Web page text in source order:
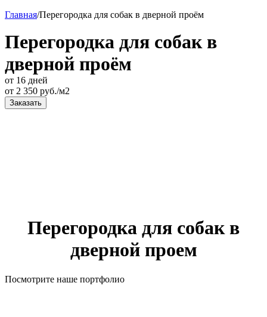
Главная/Перегородка для собак в дверной проём
Перегородка для собак в
дверной проём
от 16 дней
от 2 350 руб./м2
Заказать
Перегородка для собак в
дверной проем
Посмотрите наше портфолио